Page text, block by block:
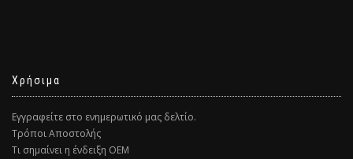
Χρήσιμα
Εγγραφείτε στο ενημερωτικό μας δελτίο.
Τρόποι Αποστολής
Τι σημαίνει η ένδειξη ΟΕΜ